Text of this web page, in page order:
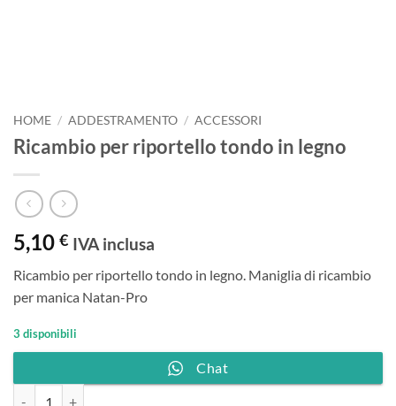
HOME / ADDESTRAMENTO / ACCESSORI
Ricambio per riportello tondo in legno
5,10 € IVA inclusa
Ricambio per riportello tondo in legno. Maniglia di ricambio
per manica Natan-Pro
3 disponibili
Chat